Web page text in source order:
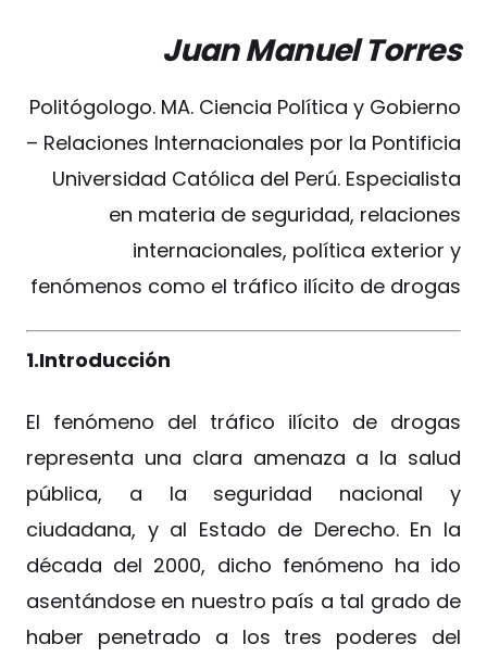
Juan Manuel Torres
Politógologo. MA. Ciencia Política y Gobierno
– Relaciones Internacionales por la Pontificia
Universidad Católica del Perú. Especialista
en materia de seguridad, relaciones
internacionales, política exterior y
fenómenos como el tráfico ilícito de drogas
1.Introducción
El fenómeno del tráfico ilícito de drogas
representa una clara amenaza a la salud
pública, a la seguridad nacional y
ciudadana, y al Estado de Derecho. En la
década del 2000, dicho fenómeno ha ido
asentándose en nuestro país a tal grado de
haber penetrado a los tres poderes del